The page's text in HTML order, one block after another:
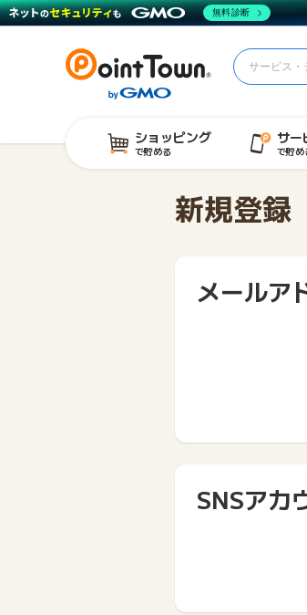
ショッピング
で貯める
サー
で貯め
新規登録
メールア
SNSアカ
無料診断